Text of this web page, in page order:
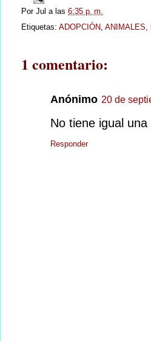
Por Jul a las 6:35 p. m.
Etiquetas: ADOPCIÓN ANIMALES
1 comentario:
Anónimo 20 de
No tiene igual
Responder